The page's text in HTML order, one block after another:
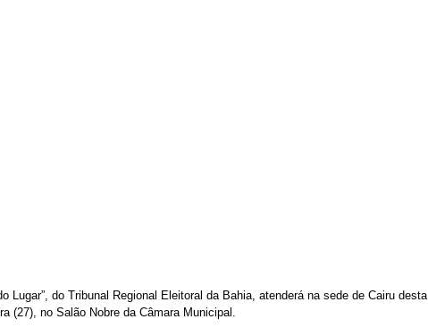
Lugar”, do Tribunal Regional Eleitoral da Bahia, atenderá na sede de Cairu desta
(27), no Salão Nobre da Câmara Municipal.